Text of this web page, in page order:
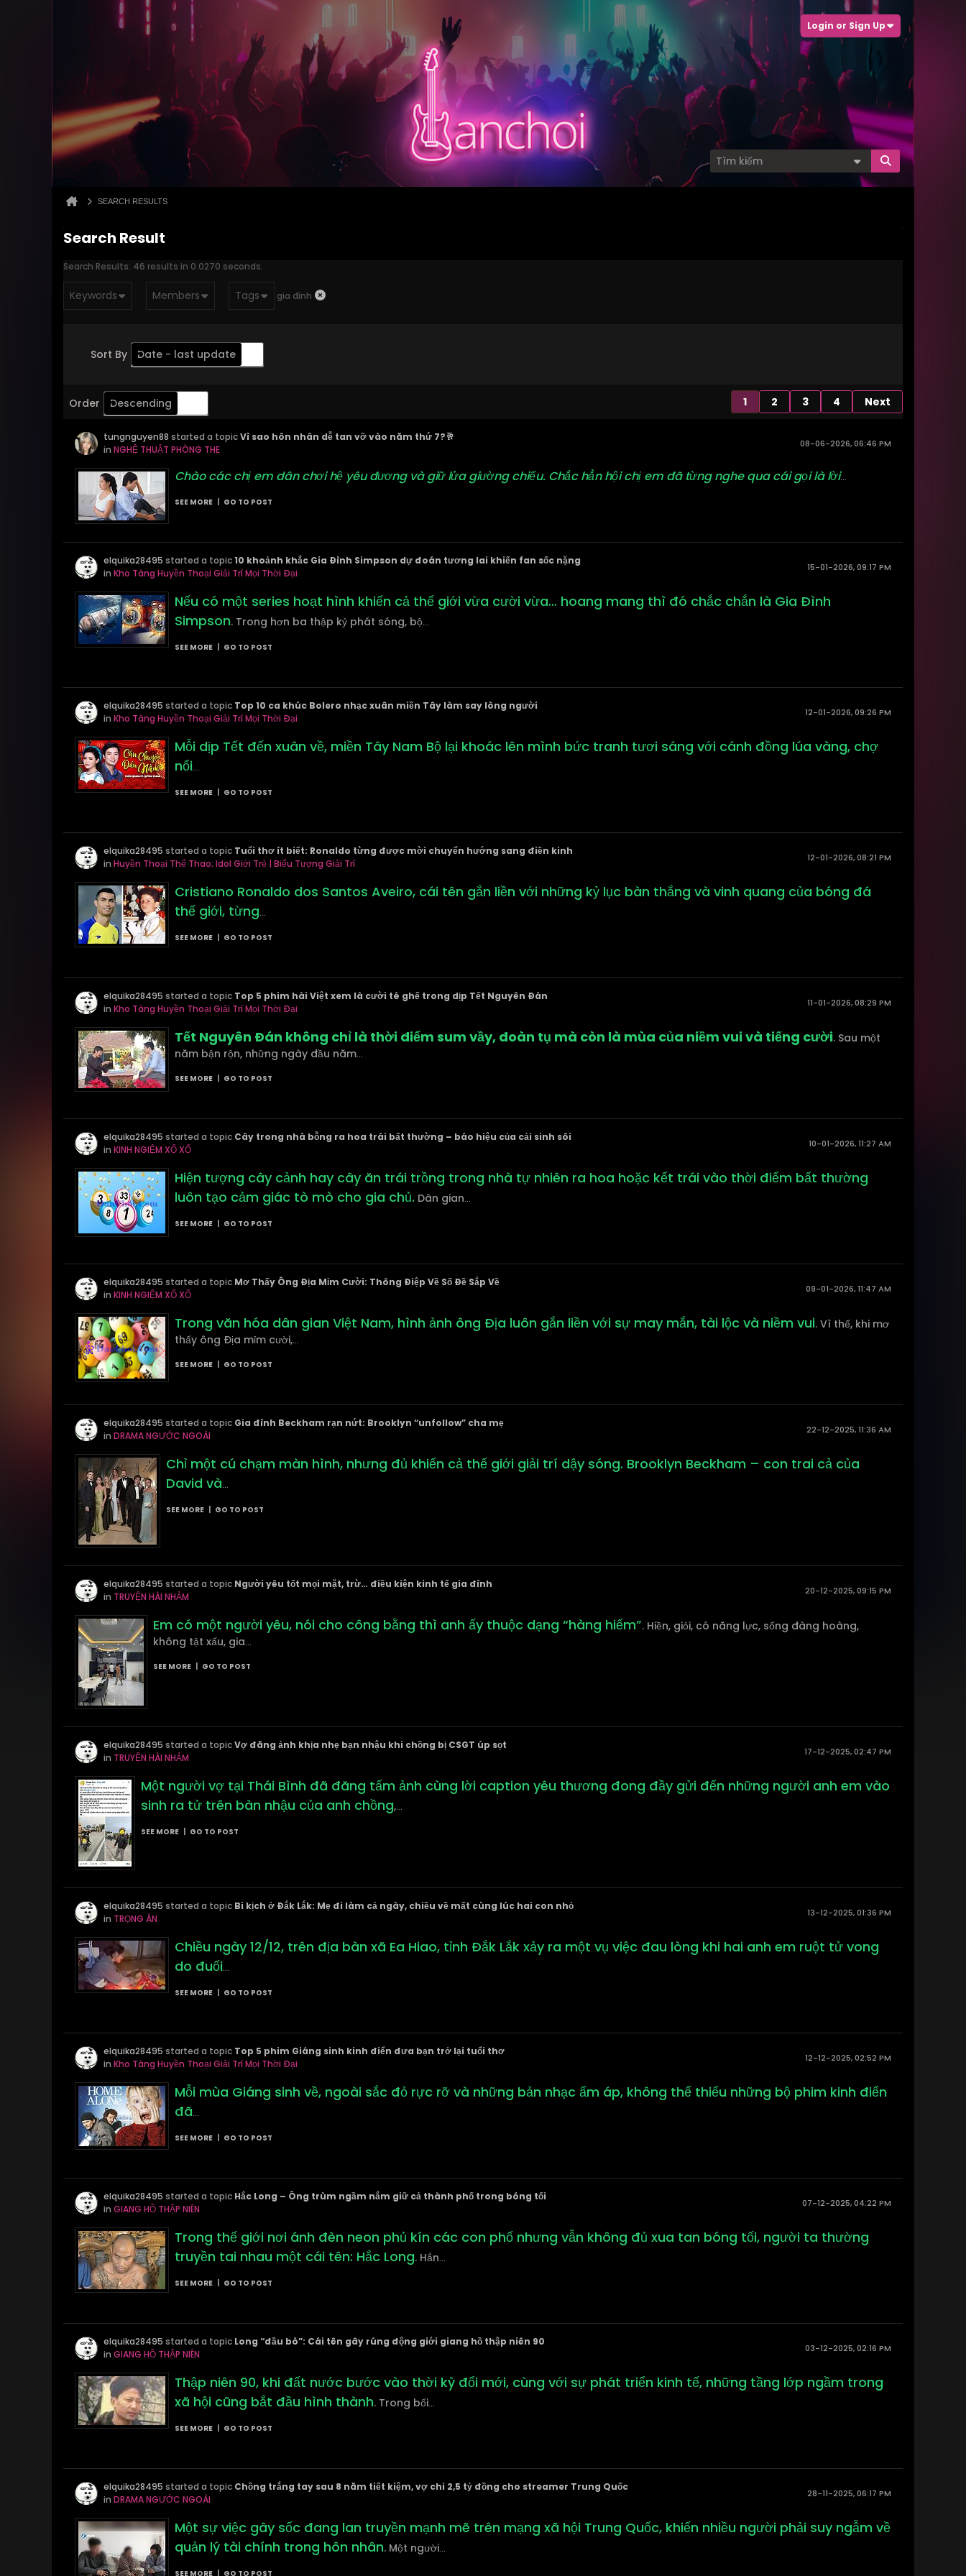
Login or Sign Up
SEARCH RESULTS
Search Result
Search Results: 46 results in 0.0270 seconds.
Keywords Members Tags gia đình
Sort By Date - last update
Order Descending 1 2 3 4 Next
tungnguyen88 started a topicVì sao hôn nhân dễ tan vỡ vào năm thứ 7?🥂
in NGHỆ THUẬT PHÒNG THE 08-06-2026, 06:46 PM
Chào các chị em dân chơi hệ yêu đương và giữ lửa giường chiếu. Chắc hẳn hội chị em đã từng nghe qua cái gọi là lời...
SEE MORE GO TO POST
elquika28495 started a topic10 khoảnh khắc Gia Đình Simpson dự đoán tương lai khiến fan sốc nặng
in Kho Tàng Huyền Thoại Giải Trí Mọi Thời Đại 15-01-2026, 09:17 PM
Nếu có một series hoạt hình khiến cả thế giới vừa cười vừa… hoang mang thì đó chắc chắn là Gia Đình
Simpson. Trong hơn ba thập kỷ phát sóng, bộ...
SEE MORE GO TO POST
elquika28495 started a topic Top 10 ca khúc Bolero nhạc xuân miền Tây làm say lòng người
in Kho Tàng Huyền Thoại Giải Trí Mọi Thời Đại 12-01-2026, 09:26 PM
Mỗi dịp Tết đến xuân về, miền Tây Nam Bộ lại khoác lên mình bức tranh tươi sáng với cánh đồng lúa vàng, chợ
nổi...
SEE MORE GO TO POST
elquika28495 started a topic Tuổi thơ ít biết: Ronaldo từng được mời chuyển hướng sang điền kinh
in Huyền Thoại Thể Thao; Idol Giới Trẻ | Biểu Tượng Giải Trí 12-01-2026, 08:21 PM
Cristiano Ronaldo dos Santos Aveiro, cái tên gắn liền với những kỷ lục bàn thắng và vinh quang của bóng đá
thế giới, từng...
SEE MORE GO TO POST
elquika28495 started a topic Top 5 phim hài Việt xem là cười té ghế trong dịp Tết Nguyên Đán
in Kho Tàng Huyền Thoại Giải Trí Mọi Thời Đại 11-01-2026, 08:29 PM
Tết Nguyên Đán không chỉ là thời điểm sum vầy, đoàn tụ mà còn là mùa của niềm vui và tiếng cười. Sau một
năm bận rộn, những ngày đầu năm...
SEE MORE GO TO POST
elquika28495 started a topic Cây trong nhà bỗng ra hoa trái bất thường – báo hiệu của cải sinh sôi
in KINH NGIỆM XỔ XỐ 10-01-2026, 11:27 AM
Hiện tượng cây cảnh hay cây ăn trái trồng trong nhà tự nhiên ra hoa hoặc kết trái vào thời điểm bất thường
luôn tạo cảm giác tò mò cho gia chủ. Dân gian...
SEE MORE GO TO POST
elquika28495 started a topic Mơ Thấy Ông Địa Mỉm Cười: Thông Điệp Về Số Đề Sắp Về
in KINH NGIỆM XỔ XỐ 09-01-2026, 11:47 AM
Trong văn hóa dân gian Việt Nam, hình ảnh ông Địa luôn gắn liền với sự may mắn, tài lộc và niềm vui. Vì thế, khi mơ
thấy ông Địa mỉm cười,...
SEE MORE GO TO POST
elquika28495 started a topic Gia đình Beckham rạn nứt: Brooklyn “unfollow” cha mẹ
in DRAMA NGƯỚC NGOÀI 22-12-2025, 11:36 AM
Chỉ một cú chạm màn hình, nhưng đủ khiến cả thế giới giải trí dậy sóng. Brooklyn Beckham – con trai cả của
David và...
SEE MORE GO TO POST
elquika28495 started a topic Người yêu tốt mọi mặt, trừ… điều kiện kinh tế gia đình
in TRUYỆN HÀI NHẢM 20-12-2025, 09:15 PM
Em có một người yêu, nói cho công bằng thì anh ấy thuộc dạng “hàng hiếm”. Hiền, giỏi, có năng lực, sống đàng hoàng,
không tật xấu, gia...
SEE MORE GO TO POST
elquika28495 started a topicVợ đăng ảnh khịa nhẹ bạn nhậu khi chồng bị CSGT úp sọt
in TRUYỆN HÀI NHẢM 17-12-2025, 02:47 PM
Một người vợ tại Thái Bình đã đăng tấm ảnh cùng lời caption yêu thương đong đầy gửi đến những người anh em vào
sinh ra tử trên bàn nhậu của anh chồng,...
SEE MORE GO TO POST
elquika28495 started a topic Bi kịch ở Đắk Lắk: Mẹ đi làm cả ngày, chiều về mất cùng lúc hai con nhỏ
in TRỌNG ÁN 13-12-2025, 01:36 PM
Chiều ngày 12/12, trên địa bàn xã Ea Hiao, tỉnh Đắk Lắk xảy ra một vụ việc đau lòng khi hai anh em ruột tử vong
do đuối...
SEE MORE GO TO POST
elquika28495 started a topic Top 5 phim Giáng sinh kinh điển đưa bạn trở lại tuổi thơ
in Kho Tàng Huyền Thoại Giải Trí Mọi Thời Đại 12-12-2025, 02:52 PM
Mỗi mùa Giáng sinh về, ngoài sắc đỏ rực rỡ và những bản nhạc ấm áp, không thể thiếu những bộ phim kinh điển
đã...
SEE MORE GO TO POST
elquika28495 started a topic Hắc Long – Ông trùm ngầm nắm giữ cả thành phố trong bóng tối
in GIANG HỒ THẬP NIÊN 07-12-2025, 04:22 PM
Trong thế giới nơi ánh đèn neon phủ kín các con phố nhưng vẫn không đủ xua tan bóng tối, người ta thường
truyền tai nhau một cái tên: Hắc Long. Hắn...
SEE MORE GO TO POST
elquika28495 started a topic Long “đầu bò”: Cái tên gây rúng động giới giang hồ thập niên 90
in GIANG HỒ THẬP NIÊN 03-12-2025, 02:16 PM
Thập niên 90, khi đất nước bước vào thời kỳ đổi mới, cùng với sự phát triển kinh tế, những tầng lớp ngầm trong
xã hội cũng bắt đầu hình thành. Trong bối...
SEE MORE GO TO POST
elquika28495 started a topic Chồng trắng tay sau 8 năm tiết kiệm, vợ chi 2,5 tỷ đồng cho streamer Trung Quốc
in DRAMA NGƯỚC NGOÀI 28-11-2025, 06:17 PM
Một sự việc gây sốc đang lan truyền mạnh mẽ trên mạng xã hội Trung Quốc, khiến nhiều người phải suy ngẫm về
quản lý tài chính trong hôn nhân. Một người...
SEE MORE GO TO POST